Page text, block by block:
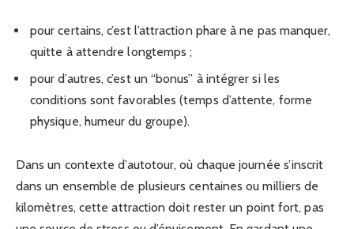
pour certains, c’est l’attraction phare à ne pas manquer,
quitte à attendre longtemps ;
pour d’autres, c’est un “bonus” à intégrer si les
conditions sont favorables (temps d’attente, forme
physique, humeur du groupe).
Dans un contexte d’autotour, où chaque journée s’inscrit
dans un ensemble de plusieurs centaines ou milliers de
kilomètres, cette attraction doit rester un point fort, pas